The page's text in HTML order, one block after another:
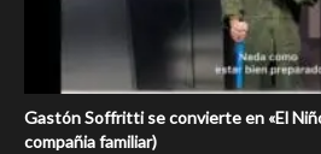
Gastón Soffritti se convierte en «El
compañia familiar)